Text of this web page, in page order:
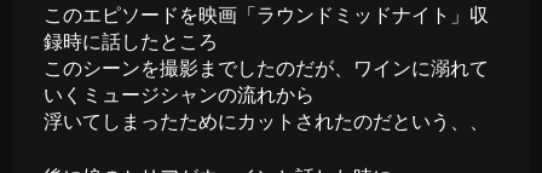
このエピソードを映画「ラウンドミッドナイト」収
録時に話したところ
このシーンを撮影までしたのだが、ワインに溺れて
いくミュージシャンの流れから
浮いてしまったためにカットされたのだという、、